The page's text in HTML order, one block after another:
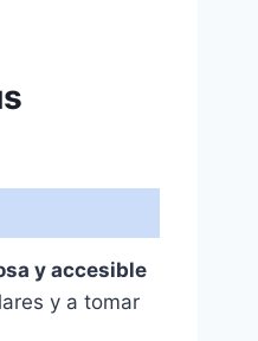
y accesible
y a tomar